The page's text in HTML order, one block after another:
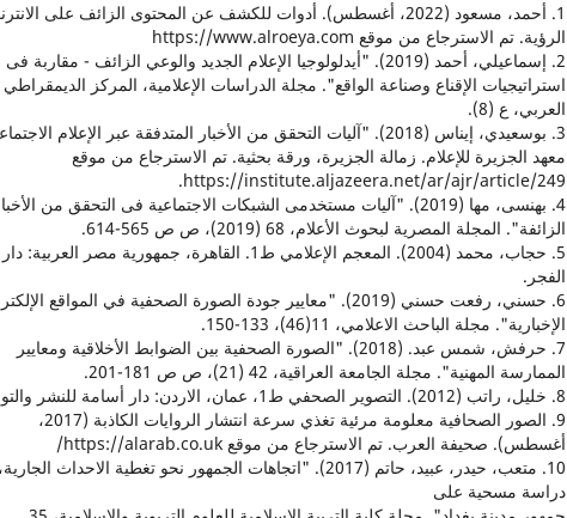
1. أحمد، مسعود (2022، أغسطس). أدوات للكشف عن المحتوى الزائف على
الرؤية. تم الاسترجاع من موقع https://www.alroeya.com
2. إسماعيلي، أحمد (2019). "أيدلولوجيا الإعلام الجديد والوعي الزائف - مقاربة فى
استراتيجيات الإقناع وصناعة الواقع". مجلة الدراسات الإعلامية، المركز الديمقراطي
العربي، ع (8).
3. بوسعيدي، إيناس (2018). "آليات التحقق من الأخبار المتدفقة عبر الإعلام
معهد الجزيرة للإعلام. زمالة الجزيرة، ورقة بحثية. تم الاسترجاع من موقع
https://institute.aljazeera.net/ar/ajr/article/249.
4. بهنسى، مها (2019). "آليات مستخدمى الشبکات الاجتماعية فى التحقق من
الزائفة". المجلة المصرية لبحوث الأعلام، 68 (2019)، ص ص 565-614. ‎
5. حجاب، محمد (2004). المعجم الإعلامي ط1. القاهرة، جمهورية مصر العربية: دار
الفجر.
6. حسني، رفعت حسني (2019). "معايير جودة الصورة الصحفية في المواقع
الإخبارية". مجلة الباحث الاعلامي، 11(46)، 133-150. ‎
7. حرفش، شمس عبد. (2018). "الصورة الصحفية بين الضوابط الأخلاقية ومعايير
الممارسة المهنية". مجلة الجامعة العراقية، 42 (21)، ص ص 181-201.
8. خليل، راتب (2012). التصوير الصحفي ط1، عمان، الاردن: دار أسامة للنشر والتوزيع.
9. الصور الصحافية معلومة مرئية تغذي سرعة انتشار الروايات الكاذبة (2017،
أغسطس). صحيفة العرب. تم الاسترجاع من موقع https://alarab.co.uk/
10. متعب، حيدر، عبيد، حاتم (2017). "اتجاهات الجمهور نحو تغطية الاحداث الجارية،
دراسة مسحية على